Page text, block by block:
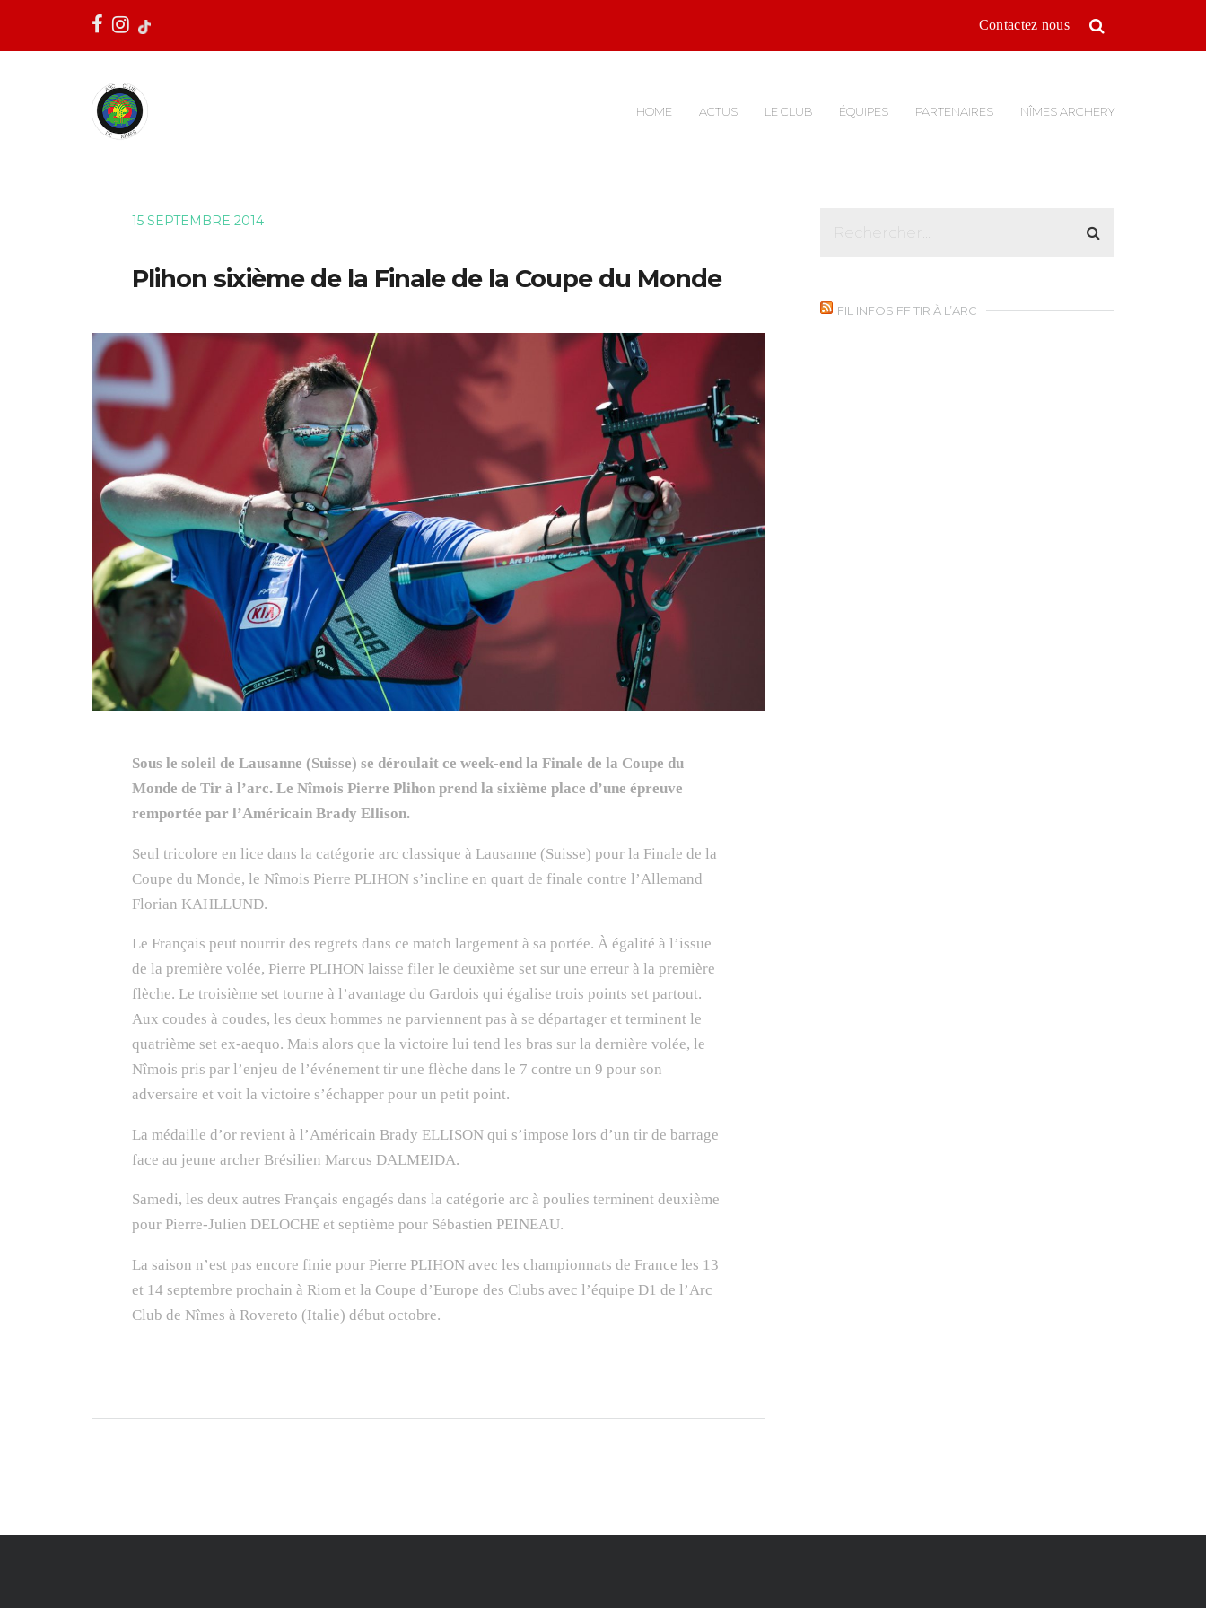
Contactez nous
HOME ACTUS LE CLUB ÉQUIPES PARTENAIRES NÎMES ARCHERY
15 SEPTEMBRE 2014
Plihon sixième de la Finale de la Coupe du Monde
Sous le soleil de Lausanne (Suisse) se déroulait ce week-end la Finale de la Coupe du
Monde de Tir à l’arc. Le Nîmois Pierre Plihon prend la sixième place d’une épreuve
remportée par l’Américain Brady Ellison.
Seul tricolore en lice dans la catégorie arc classique à Lausanne (Suisse) pour la Finale de la
Coupe du Monde, le Nîmois Pierre PLIHON s’incline en quart de finale contre l’Allemand
Florian KAHLLUND.
Le Français peut nourrir des regrets dans ce match largement à sa portée. À égalité à l’issue
de la première volée, Pierre PLIHON laisse filer le deuxième set sur une erreur à la première
flèche. Le troisième set tourne à l’avantage du Gardois qui égalise trois points set partout.
Aux coudes à coudes, les deux hommes ne parviennent pas à se départager et terminent le
quatrième set ex-aequo. Mais alors que la victoire lui tend les bras sur la dernière volée, le
Nîmois pris par l’enjeu de l’événement tir une flèche dans le 7 contre un 9 pour son
adversaire et voit la victoire s’échapper pour un petit point.
La médaille d’or revient à l’Américain Brady ELLISON qui s’impose lors d’un tir de barrage
face au jeune archer Brésilien Marcus DALMEIDA.
Samedi, les deux autres Français engagés dans la catégorie arc à poulies terminent deuxième
pour Pierre-Julien DELOCHE et septième pour Sébastien PEINEAU.
La saison n’est pas encore finie pour Pierre PLIHON avec les championnats de France les 13
et 14 septembre prochain à Riom et la Coupe d’Europe des Clubs avec l’équipe D1 de l’Arc
Club de Nîmes à Rovereto (Italie) début octobre.
FIL INFOS FF TIR À L’ARC